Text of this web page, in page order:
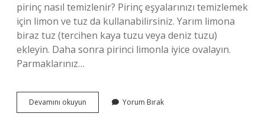
pirinç nasıl temizlenir? Pirinç eşyalarınızı temizlemek
için limon ve tuz da kullanabilirsiniz. Yarım limona
biraz tuz (tercihen kaya tuzu veya deniz tuzu)
ekleyin. Daha sonra pirinci limonla iyice ovalayın.
Parmaklarınız…
Devamını okuyun
Suda
Yorum Bırak